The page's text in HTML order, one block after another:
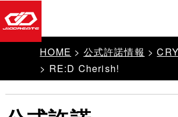
HOME > 公式許諾情報 >
> RE:D Cherish!